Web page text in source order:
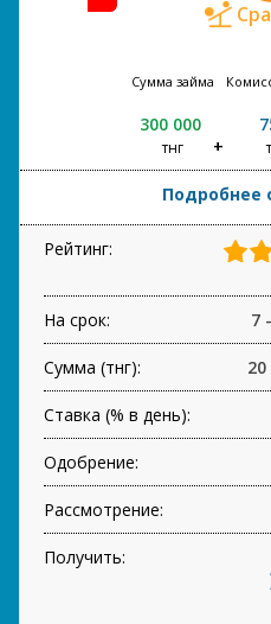
Сумма займа
300 000
тнг
Подробнее
Рейтинг:
На срок: 7
Сумма (тнг):
Ставка (% в день):
Одобрение:
Рассмотрение:
Получить: